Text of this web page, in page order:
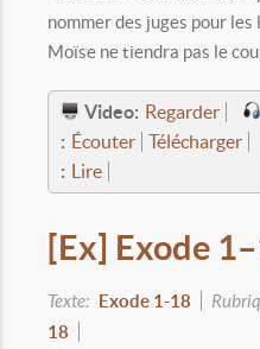
nommer des juges pour
Moïse ne tiendra pas le
Video: Regarder
: Écouter Télécharger
:
Lire
[Ex] Exode
Texte: Exode 1-18
18